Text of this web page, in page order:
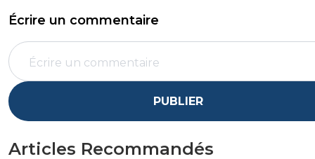
Écrire un commentaire
PUBLIER
Articles Recommandés